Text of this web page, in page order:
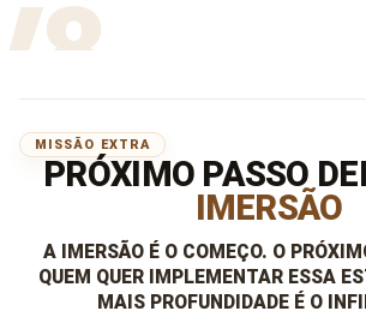
MISSÃO EXTRA
PRÓXIMO PASSO
IMERSÃO
A IMERSÃO É O COMEÇO. O
QUEM QUER IMPLEMENTAR ESSA
MAIS PROFUNDIDADE É O